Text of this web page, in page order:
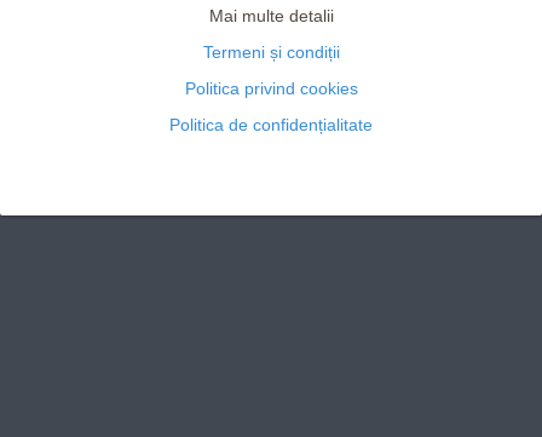
Mai multe detalii
Termeni și condiții
Politica privind cookies
Politica de confidențialitate